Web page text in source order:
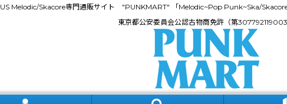
US Melodic/Skacore専門通販サイト "PUNKMART" 「Melodic~Pop Punk~Ska/
東京都公安委員会公認古物商免許（第